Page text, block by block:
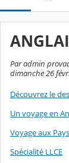
Par admin
dimanche 26
Découvrez le
Un voyage en
Voyage aux
Spécialité LLCE